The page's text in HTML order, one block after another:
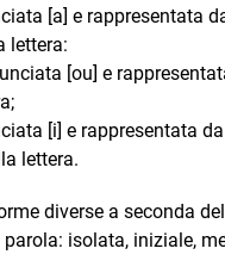
[a] e rappresentata
lettera:
[ou] e
[i] e rappresentata
lettera.
diverse a seconda
isolata, iniziale,